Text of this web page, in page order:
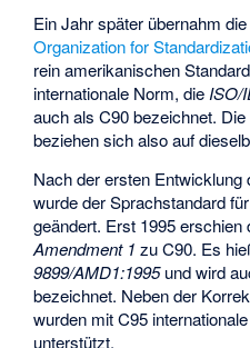
Ein Jahr später übernahm die
Organization for
rein amerikanischen
internationale Norm, die ISO/
auch als C90 bezeichnet.
beziehen sich also auf
Nach der ersten
wurde der Sprachstandard
geändert. Erst 1995
Amendment 1 zu C90. Es
9899/AMD1:1995und wird
bezeichnet. Neben der
wurden mit C95
unterstützt.